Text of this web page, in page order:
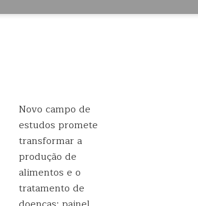
Novo campo de
estudos promete
transformar a
produção de
alimentos e o
tratamento de